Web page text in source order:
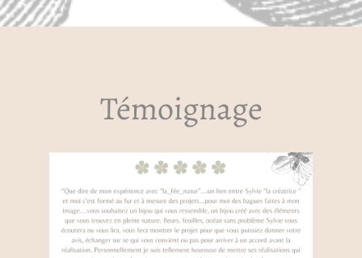
Témoignage